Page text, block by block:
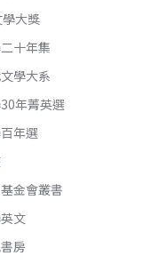
桂春．米雅
大獎
十年集
學大系
年菁英選
年選
金會叢書
文
房